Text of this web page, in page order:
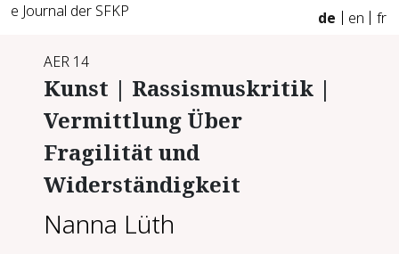
e Journal der SFKP de en fr
AER 14
Kunst | Rassismuskritik |
Vermittlung Über
Fragilität und
Widerständigkeit
Nanna Lüth